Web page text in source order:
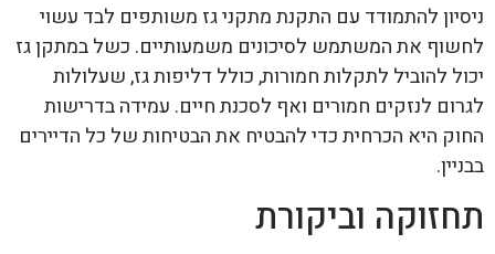
ניסיון להתמודד עם התקנת מתקני גז משותפים לבד עשוי
לחשוף את המשתמש לסיכונים משמעותיים. כשל במתקן גז
יכול להוביל לתקלות חמורות, כולל דליפות גז, שעלולות
לגרום לנזקים חמורים ואף לסכנת חיים. עמידה בדרישות
החוק היא הכרחית כדי להבטיח את הבטיחות של כל הדיירים
בבניין.
תחזוקה וביקורת